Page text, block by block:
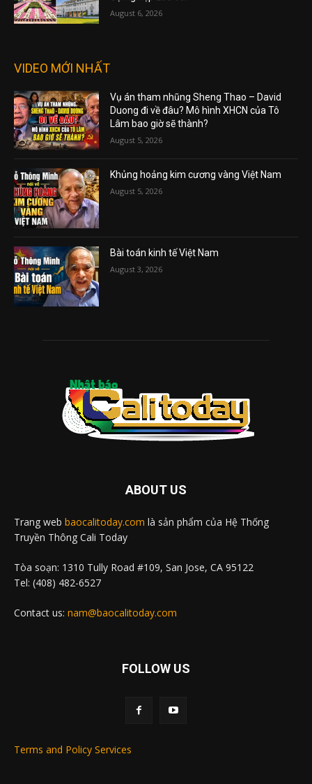
August 6, 2026
VIDEO MỚI NHẤT
Vụ án tham nhũng Sheng Thao – David
Duong đi về đâu? Mô hình XHCN của Tô
Lâm bao giờ sẽ thành?
August 5, 2026
Khủng hoảng kim cương vàng Việt Nam
August 5, 2026
Bài toán kinh tế Việt Nam
August 3, 2026
ABOUT US
Trang web baocalitoday.com là sản phẩm của Hệ Thống
Truyền Thông Cali Today
Tòa soạn: 1310 Tully Road #109, San Jose, CA 95122
Tel: (408) 482-6527
Contact us: nam@baocalitoday.com
FOLLOW US
Terms and Policy Services